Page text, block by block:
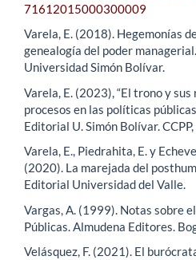
71612015000300009
Varela, E. (2018). Hegemonías
genealogía del poder
Universidad Simón Bolívar.
Varela, E. (2023), “El trono y
procesos en las políticas
Editorial U. Simón Bolívar. CCPP,
Varela, E., Piedrahita, E. y
(2020). La marejada del
Editorial Universidad del Valle.
Vargas, A. (1999). Notas sobre
Públicas. Almudena Editores.
Velásquez, F. (2021). El